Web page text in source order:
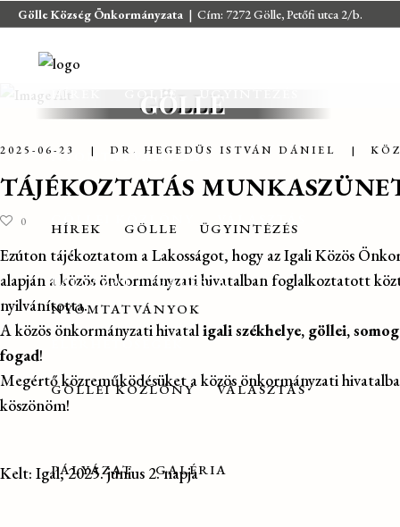
Gölle Község Önkormányzata | Cím: 7272 Gölle, Petőfi utca 2/b.
E-mail:jegyzo@golle.hu| E-mail:polgarmester@golle.hu| Tel: +36
HÍREK GÖLLE ÜGYINTÉZÉS
NYOMTATVÁNYOK
GÖLLEI KÖZLÖNY VÁLASZTÁS
PÁLYÁZAT GALÉRIA
HÍREK GÖLLE ÜGYINTÉZÉS
NYOMTATVÁNYOK
GÖLLEI KÖZLÖNY VÁLASZTÁS
PÁLYÁZAT GALÉRIA
ELÉRHETŐSÉGEK
GÖLLE
2025-06-23 DR. HEGEDÜS ISTVÁN DÁNIEL
TÁJÉKOZTATÁS
0
Ezúton tájékoztatom a Lakosságot, hogy az Igali Közös
alapján a közös önkormányzati hivatalban foglalkoztatott
nyilvánította.
A közös önkormányzati hivatal igali székhelye, göllei,
fogad!
Megértő közreműködésüket a közös önkormányzati
köszönöm!
Kelt: Igal, 2025. június 2. napja